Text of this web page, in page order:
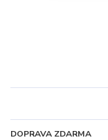
DOPRAVA ZDARMA